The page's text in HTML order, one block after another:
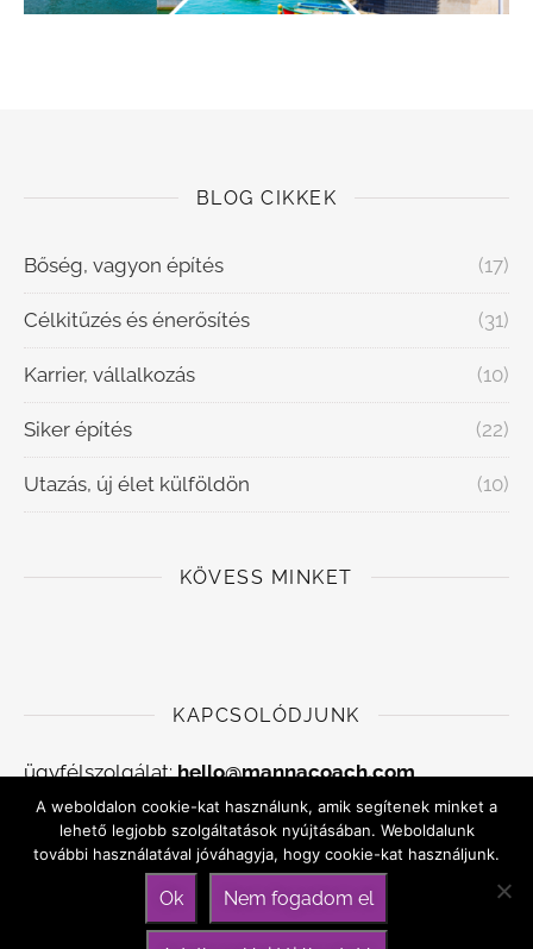
BLOG CIKKEK
Bőség, vagyon építés (17)
Célkitűzés és énerősítés (31)
Karrier, vállalkozás (10)
Siker építés (22)
Utazás, új élet külföldön (10)
KÖVESS MINKET
KAPCSOLÓDJUNK
ügyfélszolgálat:hello@mannacoach.com
Adatkezelési szabályzat
Általános szerződési feltételek
Kapcsolat, időpontfoglalás
A weboldalon cookie-kat használunk, amik segítenek minket a
lehető legjobb szolgáltatások nyújtásában. Weboldalunk
további használatával jóváhagyja, hogy cookie-kat használjunk.
Ok Nem fogadom el